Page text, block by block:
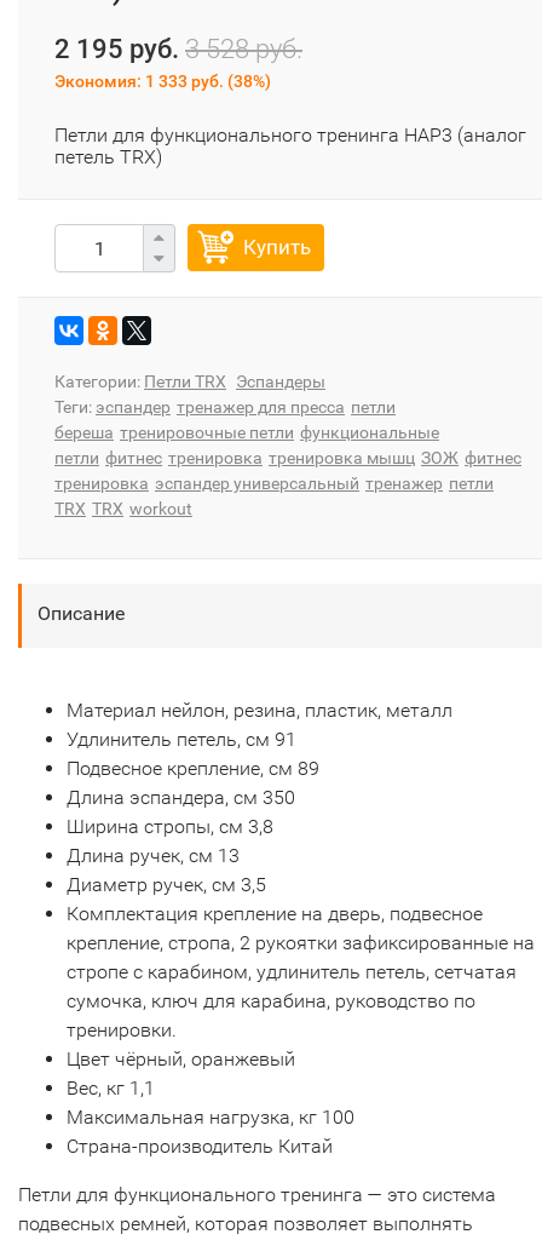
2 195 руб. 3 528 руб.
Экономия: 1 333 руб. (38%)
Петли для функционального тренинга HAP3 (аналог
петель TRX)
Купить
Категории: Петли TRX
Эспандеры
Теги: эспандер тренажер для пресса петли
береша тренировочные петли функциональные
петли фитнес тренировка тренировка мышц ЗОЖ фитнес
тренировка эспандер универсальный тренажер петли
TRX TRX workout
Описание
Материал нейлон, резина, пластик, металл
Удлинитель петель, см 91
Подвесное крепление, см 89
Длина эспандера, см 350
Ширина стропы, см 3,8
Длина ручек, см 13
Диаметр ручек, см 3,5
Комплектация крепление на дверь, подвесное
крепление, стропа, 2 рукоятки зафиксированные на
стропе с карабином, удлинитель петель, сетчатая
сумочка, ключ для карабина, руководство по
тренировки.
Цвет чёрный, оранжевый
Вес, кг 1,1
Максимальная нагрузка, кг 100
Страна-производитель Китай
Петли для функционального тренинга — это система
подвесных ремней, которая позволяет выполнять